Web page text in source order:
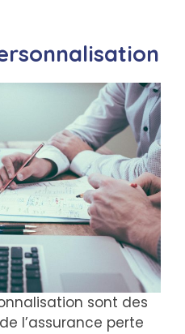
sont des
l’assurance perte